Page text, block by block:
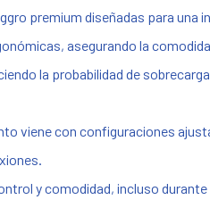
premium diseñadas para una
asegurando la
la probabilidad de
viene con configuraciones
y comodidad, incluso